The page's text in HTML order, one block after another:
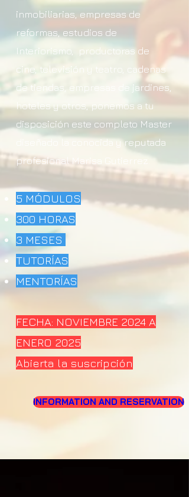
inmobiliarias, empresas de
reformas, estudios de
Interiorismo, productoras de
cine, televisión y teatro, cadenas
de tiendas, empresas de jardines,
hoteles y otros, ponemos a tu
disposición este completo Master
diseñado la conocida y reputada
profesional Marisa Gutierrez.
5 MÓDULOS
300 HORAS
3 MESES
TUTORÍAS
MENTORÍAS
FECHA: NOVIEMBRE 2024 A
ENERO 2025
Abierta la suscripción
INFORMATION AND RESERVATION